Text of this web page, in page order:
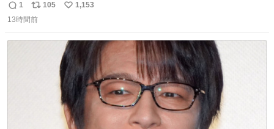
返
信
1
リ
ポ
105
い
数
1,153
13時間前